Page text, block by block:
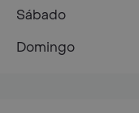
Sábado
Domingo